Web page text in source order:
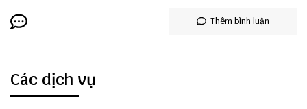
Thêm bình luận
Các dịch vụ